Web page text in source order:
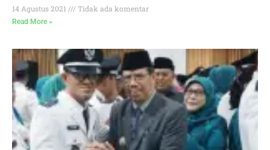
14 Agustus 2021 Tidak ada komentar
Read More »